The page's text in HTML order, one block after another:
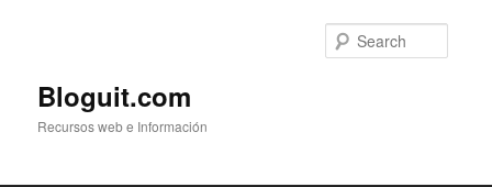
Bloguit.com
Recursos web e Información